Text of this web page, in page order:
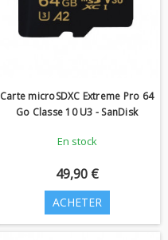
Carte microSDXC Extreme Pro 64
Go Classe 10 U3 - SanDisk
En stock
49,90 €
ACHETER